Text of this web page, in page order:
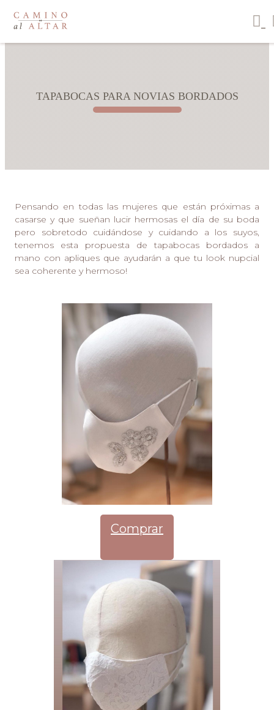
TAPABOCAS PARA NOVIAS BORDADOS
Pensando en todas las mujeres que están próximas a
casarse y que sueñan lucir hermosas el día de su boda
pero sobretodo cuidándose y cuidando a los suyos,
tenemos esta propuesta de tapabocas bordados a
mano con apliques que ayudarán a que tu look nupcial
sea coherente y hermoso!
Comprar